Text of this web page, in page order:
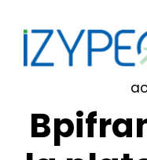
contenu
Vos besoins